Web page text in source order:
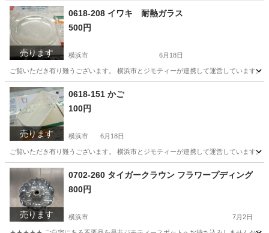
神奈川 横浜市 リユース
売ります
0618-208 イワキ 耐熱ガラス
500円
横浜市 6月18日
ご覧いただき有り難うございます。 横浜市とジモティーが連携して運営していま
神奈川 横浜市 リユース
売ります
0618-151 かご
100円
横浜市 6月18日
ご覧いただき有り難うございます。 横浜市とジモティーが連携して運営していま
神奈川 横浜市 リユース
売ります
0702-260 タイガークラウン フラワープディング
800円
横浜市 7月2日